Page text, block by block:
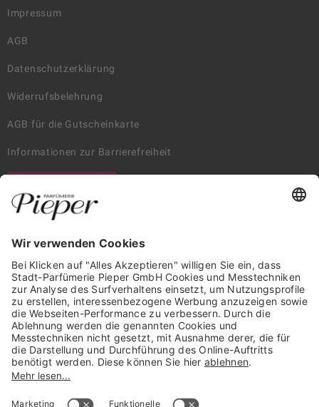
Impressum
AGB
Datenschutzerklärung
Widerrufsbelehrung
AGB für die Gutscheinkarte
Informationen zur Barrierefreiheit
Trusted Shops Mitglied seit 2010